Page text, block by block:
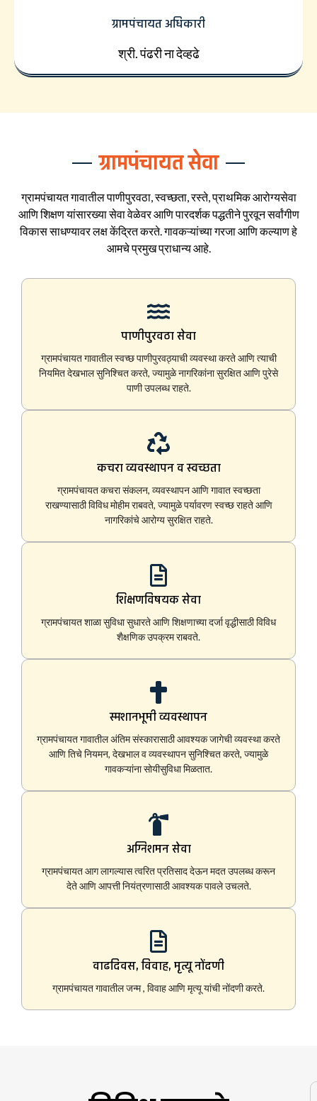
ग्रामपंचायत अधिकारी
श्री. पंढरी ना देव्हढे
ग्रामपंचायत सेवा
ग्रामपंचायत गावातील पाणीपुरवठा, स्वच्छता, रस्ते, प्राथमिक आरोग्यसेवा
आणि शिक्षण यांसारख्या सेवा वेळेवर आणि पारदर्शक पद्धतीने पुरवून सर्वांगीण
विकास साधण्यावर लक्ष केंद्रित करते. गावकऱ्यांच्या गरजा आणि कल्याण हे
आमचे प्रमुख प्राधान्य आहे.
पाणीपुरवठा सेवा
ग्रामपंचायत गावातील स्वच्छ पाणीपुरवठ्याची व्यवस्था करते आणि त्याची
नियमित देखभाल सुनिश्चित करते, ज्यामुळे नागरिकांना सुरक्षित आणि पुरेसे
पाणी उपलब्ध राहते.
कचरा व्यवस्थापन व स्वच्छता
ग्रामपंचायत कचरा संकलन, व्यवस्थापन आणि गावात स्वच्छता
राखण्यासाठी विविध मोहीम राबवते, ज्यामुळे पर्यावरण स्वच्छ राहते आणि
नागरिकांचे आरोग्य सुरक्षित राहते.
शिक्षणविषयक सेवा
ग्रामपंचायत शाळा सुविधा सुधारते आणि शिक्षणाच्या दर्जा वृद्धीसाठी विविध
शैक्षणिक उपक्रम राबवते.
स्मशानभूमी व्यवस्थापन
ग्रामपंचायत गावातील अंतिम संस्कारासाठी आवश्यक जागेची व्यवस्था करते
आणि तिचे नियमन, देखभाल व व्यवस्थापन सुनिश्चित करते, ज्यामुळे
गावकऱ्यांना सोयीसुविधा मिळतात.
अग्निशमन सेवा
ग्रामपंचायत आग लागल्यास त्वरित प्रतिसाद देऊन मदत उपलब्ध करून
देते आणि आपत्ती नियंत्रणासाठी आवश्यक पावले उचलते.
वाढदिवस, विवाह, मृत्यू नोंदणी
ग्रामपंचायत गावातील जन्म , विवाह आणि मृत्यू यांची नोंदणी करते.